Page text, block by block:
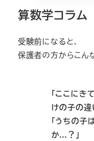
算数学コラム
受験前になると、
保護者の方からこん
「ここにき
けの子の違
「うちの子
か…？」